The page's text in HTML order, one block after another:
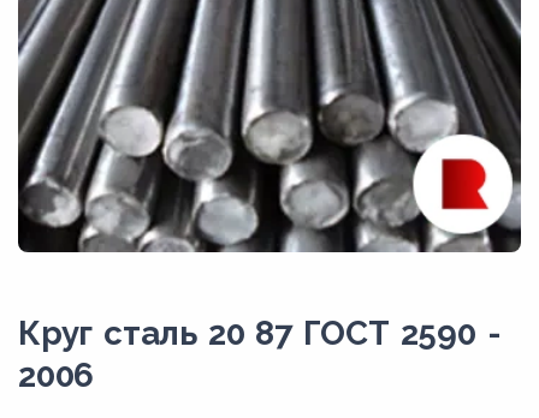
Круг сталь 20 87 ГОСТ 2590 -
2006